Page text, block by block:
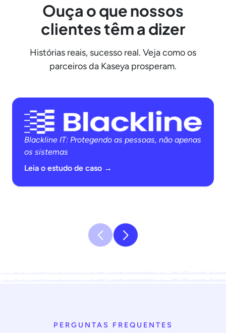
Ouça o que nossos
clientes têm a dizer
Histórias reais, sucesso real. Veja como os
parceiros da Kaseya prosperam.
Blackline IT: Protegendo as pessoas, não apenas
os sistemas
Leia o estudo de caso →
PERGUNTAS FREQUENTES